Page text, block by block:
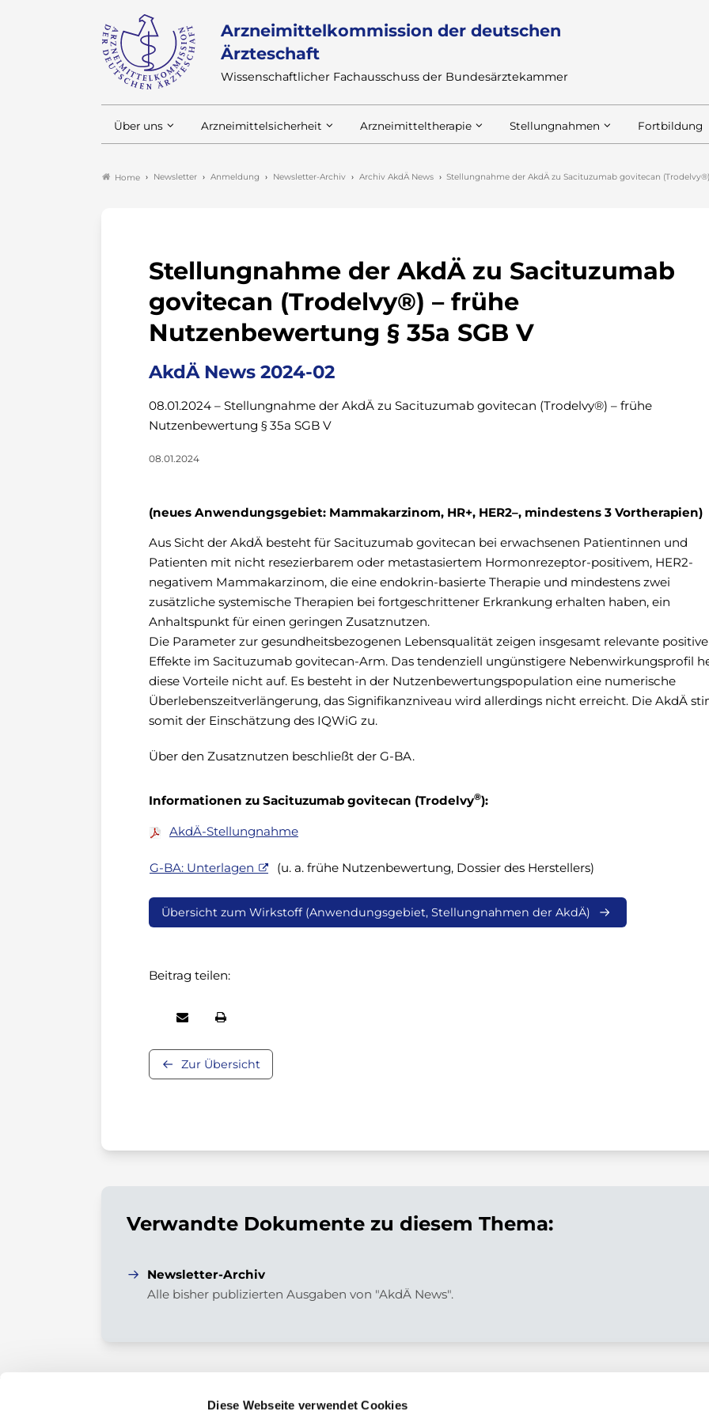
Diese Webseite verwendet Cookies
Arzneimittelkommission der deutschen
Ärzteschaft
Wissenschaftlicher Fachausschuss der Bundesärztekammer
Über uns Arzneimittelsicherheit Arzneimitteltherapie Stellungnahmen Fortbildung
Home Newsletter Anmeldung Newsletter-Archiv Archiv AkdÄ News Stellungnahme der AkdÄ zu Sacituzumab govitecan
Stellungnahme der AkdÄ zu Sacituzumab
govitecan (Trodelvy®) – frühe
Nutzenbewertung § 35a SGB V
AkdÄ News 2024-02
08.01.2024 – Stellungnahme der AkdÄ zu Sacituzumab govitecan (Trodelvy®) – frühe
Nutzenbewertung § 35a SGB V
08.01.2024
(neues Anwendungsgebiet: Mammakarzinom, HR+, HER2–, mindestens 3 Vortherapien)
Aus Sicht der AkdÄ besteht für Sacituzumab govitecan bei erwachsenen Patientinnen und
Patienten mit nicht resezierbarem oder metastasiertem Hormonrezeptor-positivem, HER2-
negativem Mammakarzinom, die eine endokrin-basierte Therapie und mindestens zwei
zusätzliche systemische Therapien bei fortgeschrittener Erkrankung erhalten haben, ein
Anhaltspunkt für einen geringen Zusatznutzen.
Die Parameter zur gesundheitsbezogenen Lebensqualität zeigen insgesamt relevante positive
Effekte im Sacituzumab govitecan-Arm. Das tendenziell ungünstigere Nebenwirkungsprofil
diese Vorteile nicht auf. Es besteht in der Nutzenbewertungspopulation eine numerische
Überlebenszeitverlängerung, das Signifikanzniveau wird allerdings nicht erreicht. Die AkdÄ
somit der Einschätzung des IQWiG zu.
Über den Zusatznutzen beschließt der G-BA.
Informationen zu Sacituzumab govitecan (Trodelvy®):
AkdÄ-Stellungnahme
G-BA: Unterlagen (u. a. frühe Nutzenbewertung, Dossier des Herstellers)
Übersicht zum Wirkstoff (Anwendungsgebiet, Stellungnahmen der AkdÄ)
Beitrag teilen:
Zur Übersicht
Verwandte Dokumente zu diesem Thema:
Newsletter-Archiv
Alle bisher publizierten Ausgaben von "AkdÄ News".